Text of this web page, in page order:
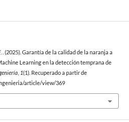
. (2025). Garantía de la calidad de la naranja a
Learning en la detección temprana de
1(1). Recuperado a partir de
article/view/369